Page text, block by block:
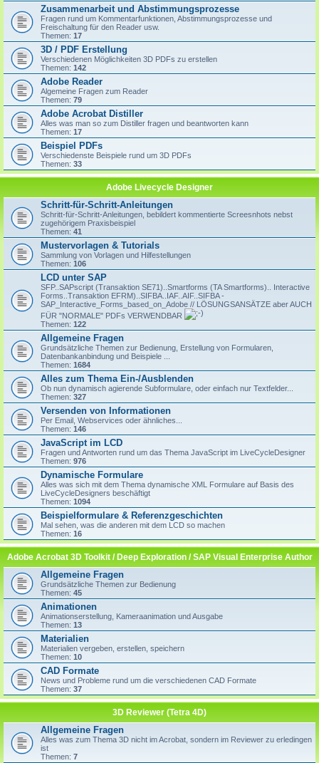
Zusammenarbeit und Abstimmungsprozesse
Fragen rund um Kommentarfunktionen, Abstimmungsprozesse und
Freischaltung für den Reader usw.
Themen: 17
3D / PDF Erstellung
Verschiedenen Möglichkeiten 3D PDFs zu erstellen
Themen: 142
Adobe Reader
Algemeine Fragen zum Reader
Themen: 79
Adobe Acrobat Distiller
Alles was man so zum Distiller fragen und beantworten kann
Themen: 17
Beispiel PDFs
Verschiedenste Beispiele rund um 3D PDFs
Themen: 33
Adobe Livecycle Designer
Schritt-für-Schritt-Anleitungen
Schritt-für-Schritt-Anleitungen, bebildert kommentierte Screesnhots nebst
zugehörigem Praxisbeispiel
Themen: 41
Mustervorlagen & Tutorials
Sammlung von Vorlagen und Hilfestellungen
Themen: 106
LCD unter SAP
SFP..SAPscript (Transaktion SE71)..Smartforms (TA Smartforms).. Interactive
Forms..Transaktion EFRM)..SIFBA..IAF..AIF..SIFBA -
SAP_Interactive_Forms_based_on_Adobe // LÖSUNGSANSÄTZE aber AUCH
FÜR "NORMALE" PDFs VERWENDBAR
Themen: 122
Allgemeine Fragen
Grundsätzliche Themen zur Bedienung, Erstellung von Formularen,
Datenbankanbindung und Beispiele ...
Themen: 1684
Alles zum Thema Ein-/Ausblenden
Ob nun dynamisch agierende Subformulare, oder einfach nur Textfelder...
Themen: 327
Versenden von Informationen
Per Email, Webservices oder ähnliches...
Themen: 146
JavaScript im LCD
Fragen und Antworten rund um das Thema JavaScript im LiveCycleDesigner
Themen: 976
Dynamische Formulare
Alles was sich mit dem Thema dynamische XML Formulare auf Basis des
LiveCycleDesigners beschäftigt
Themen: 1094
Beispielformulare & Referenzgeschichten
Mal sehen, was die anderen mit dem LCD so machen
Themen: 16
Adobe Acrobat 3D Toolkit / Deep Exploration / SAP Visual Enterprise Author
Allgemeine Fragen
Grundsätzliche Themen zur Bedienung
Themen: 45
Animationen
Animationserstellung, Kameraanimation und Ausgabe
Themen: 13
Materialien
Materialien vergeben, erstellen, speichern
Themen: 10
CAD Formate
News und Probleme rund um die verschiedenen CAD Formate
Themen: 37
3D Reviewer (Tetra 4D)
Allgemeine Fragen
Alles was zum Thema 3D nicht im Acrobat, sondern im Reviewer zu erledingen
ist
Themen: 7